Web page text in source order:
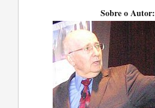
Sobre o Autor: